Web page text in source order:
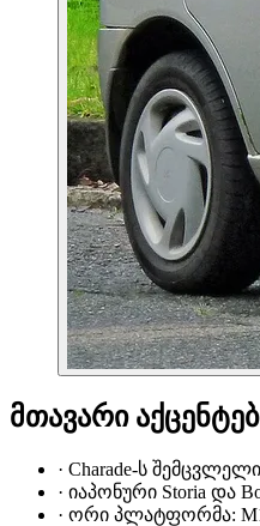
მთავარი
· Charade-ს
· იაპონური Storia და
· ორი პლატფორმა: